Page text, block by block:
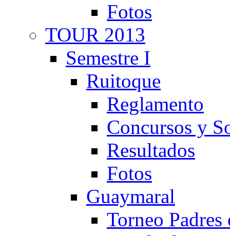
Fotos
TOUR 2013
Semestre I
Ruitoque
Reglamento
Concursos y
Resultados
Fotos
Guaymaral
Torneo